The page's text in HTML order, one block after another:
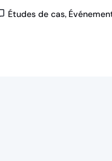
Études de cas,